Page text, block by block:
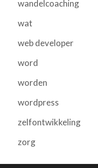
wandelcoaching
wat
web developer
word
worden
wordpress
zelfontwikkeling
zorg